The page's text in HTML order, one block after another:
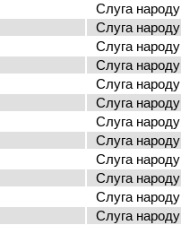
Слуга народу
Слуга народу
Слуга народу
Слуга народу
Слуга народу
Слуга народу
Слуга народу
Слуга народу
Слуга народу
Слуга народу
Слуга народу
Слуга народу